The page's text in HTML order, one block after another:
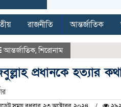
রাজনীতি আন্তর্জাতিক
আন্তর্জাতিক,শিরোনাম
প্রধানকে হত্যার